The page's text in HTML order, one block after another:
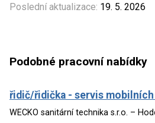
Poslední aktualizace: 19. 5. 2026
Podobné pracovní nabídky
řidič/řidička - servis
WECKO sanitární technika s.r.o. –